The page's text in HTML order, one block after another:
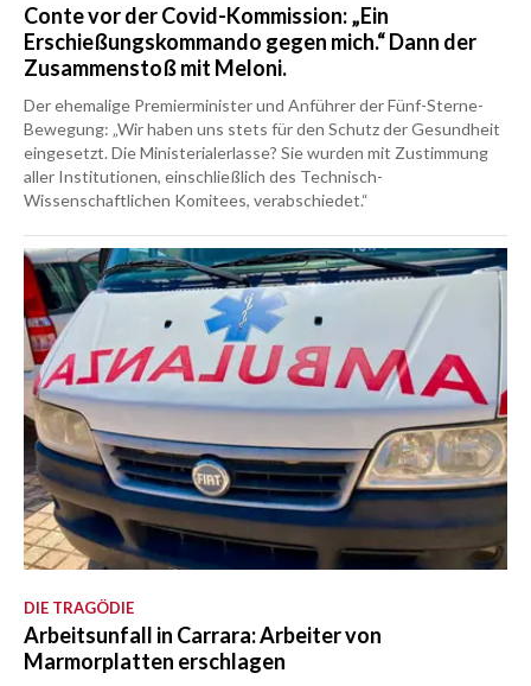
Conte vor der Covid-Kommission: „Ein
Erschießungskommando gegen mich.“ Dann der
Zusammenstoß mit Meloni.
Der ehemalige Premierminister und Anführer der Fünf-Sterne-
Bewegung: „Wir haben uns stets für den Schutz der Gesundheit
eingesetzt. Die Ministerialerlasse? Sie wurden mit Zustimmung
aller Institutionen, einschließlich des Technisch-
Wissenschaftlichen Komitees, verabschiedet.“
DIE TRAGÖDIE
Arbeitsunfall in Carrara: Arbeiter von
Marmorplatten erschlagen